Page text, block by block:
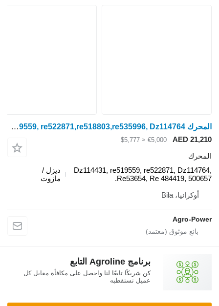
المحرك John Deere 13,5L,Dz114431, re519559, re522871,re518803,re535996, Dz114764, لـ جرار بعجلات
AED 21,210
€5,000
≈ $5,777
المحرك
Dz114431, re519559, re522871, Dz114764,
Re53654, Re 484419, 500657.
ديزل /
مازوت
أوكرانيا، Bila
Agro-Power
برنامج Agroline التابع
كن شريكًا تابعًا لنا واحصل على مكافأة مقابل كل
عميل تستقطبه